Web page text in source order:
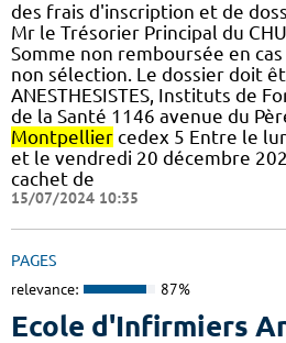
des frais d'inscription et de
Mr le Trésorier Principal du
Somme non remboursée en
non sélection. Le dossier doit
ANESTHESISTES, Instituts de
de la Santé 1146 avenue du
Montpellier cedex 5 Entre le
et le vendredi 20 décembre
cachet de
15/07/2024 10:35
PAGES
relevance: 87%
Ecole d'Infirmiers